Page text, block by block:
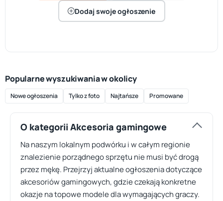
Dodaj swoje ogłoszenie
Popularne wyszukiwania w okolicy
Nowe ogłoszenia Tylko z foto Najtańsze Promowane
O kategorii Akcesoria gamingowe
Na naszym lokalnym podwórku i w całym regionie
znalezienie porządnego sprzętu nie musi być drogą
przez mękę. Przejrzyj aktualne ogłoszenia dotyczące
akcesoriów gamingowych, gdzie czekają konkretne
okazje na topowe modele dla wymagających graczy.